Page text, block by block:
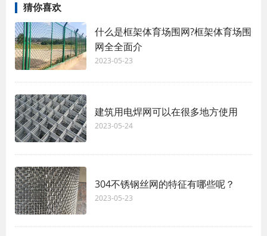
猜你喜欢
什么是框架体育场围网?框架体育场围
网全全面介
2023-05-23
建筑用电焊网可以在很多地方使用
2023-05-24
304不锈钢丝网的特征有哪些呢？
2023-05-23